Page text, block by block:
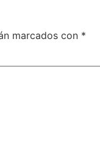
marcados con *